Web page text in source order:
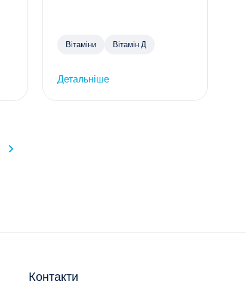
Вітаміни Вітамін Д
Детальніше
Контакти